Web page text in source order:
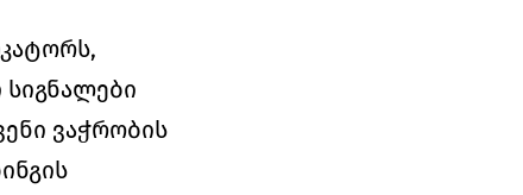
სიგნალები
ვაჭრობის